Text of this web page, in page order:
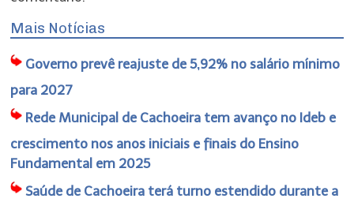
Mais Notícias
Governo prevê reajuste de 5,92% no salário mínimo
para 2027
Rede Municipal de Cachoeira tem avanço no Ideb e
crescimento nos anos iniciais e finais do Ensino
Fundamental em 2025
Saúde de Cachoeira terá turno estendido durante a